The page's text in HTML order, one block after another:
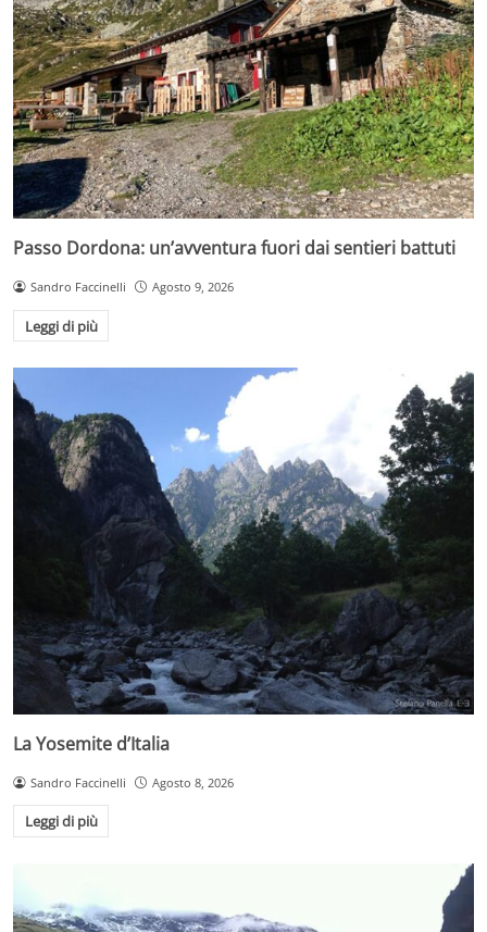
Passo Dordona: un’avventura fuori dai sentieri battuti
Sandro Faccinelli Agosto 9, 2026
Leggi di più
La Yosemite d’Italia
Sandro Faccinelli Agosto 8, 2026
Leggi di più